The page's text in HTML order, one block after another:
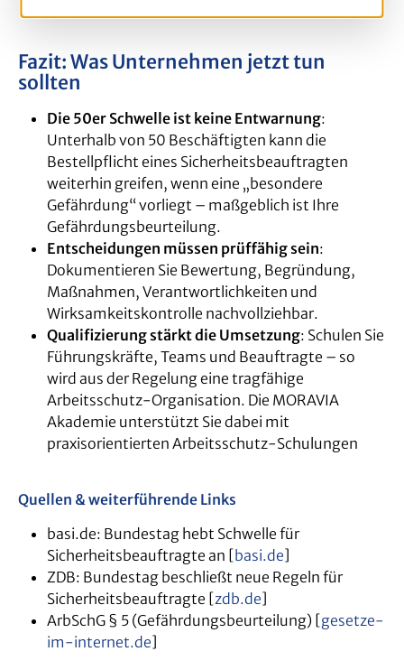
Fazit: Was Unternehmen jetzt tun
sollten
Die 50er Schwelle ist keine Entwarnung:
Unterhalb von 50 Beschäftigten kann die
Bestellpflicht eines Sicherheitsbeauftragten
weiterhin greifen, wenn eine „besondere
Gefährdung“ vorliegt – maßgeblich ist Ihre
Gefährdungsbeurteilung.
Entscheidungen müssen prüffähig sein:
Dokumentieren Sie Bewertung, Begründung,
Maßnahmen, Verantwortlichkeiten und
Wirksamkeitskontrolle nachvollziehbar.
Qualifizierung stärkt die Umsetzung: Schulen Sie
Führungskräfte, Teams und Beauftragte – so
wird aus der Regelung eine tragfähige
Arbeitsschutz-Organisation. Die MORAVIA
Akademie unterstützt Sie dabei mit
praxisorientierten Arbeitsschutz-Schulungen
Quellen & weiterführende Links
basi.de: Bundestag hebt Schwelle für
Sicherheitsbeauftragte an [basi.de]
ZDB: Bundestag beschließt neue Regeln für
Sicherheitsbeauftragte [zdb.de]
ArbSchG § 5 (Gefährdungsbeurteilung) [gesetze-
im-internet.de]